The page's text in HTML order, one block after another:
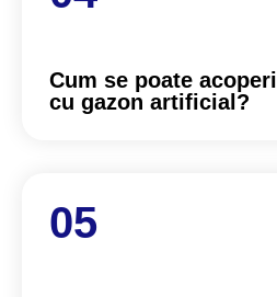
Cum se poate
cu gazon artificial?